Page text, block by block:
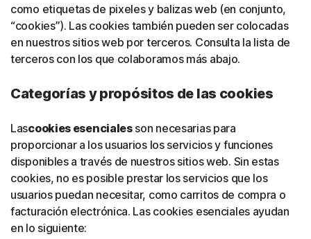
como etiquetas de pixeles y balizas web (en conjunto,
“cookies”). Las cookies también pueden ser colocadas
en nuestros sitios web por terceros. Consulta la lista de
terceros con los que colaboramos más abajo.
Categorías y propósitos de las cookies
Lascookies esencialesson necesarias para
proporcionar a los usuarios los servicios y funciones
disponibles a través de nuestros sitios web. Sin estas
cookies, no es posible prestar los servicios que los
usuarios puedan necesitar, como carritos de compra o
facturación electrónica. Las cookies esenciales ayudan
en lo siguiente: